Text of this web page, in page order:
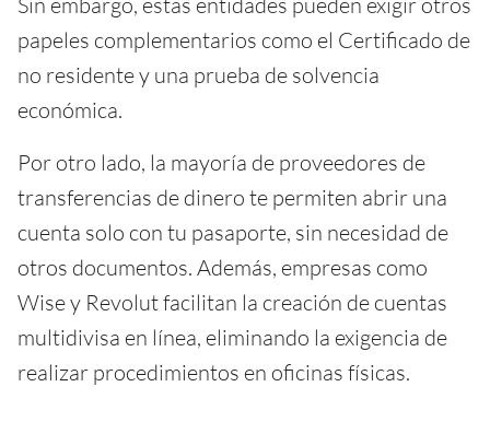
papeles complementarios como el Certificado de
no residente y una prueba de solvencia
económica.
Por otro lado, la mayoría de proveedores de
transferencias de dinero te permiten abrir una
cuenta solo con tu pasaporte, sin necesidad de
otros documentos. Además, empresas como
Wise y Revolut facilitan la creación de cuentas
multidivisa en línea, eliminando la exigencia de
realizar procedimientos en oficinas físicas.